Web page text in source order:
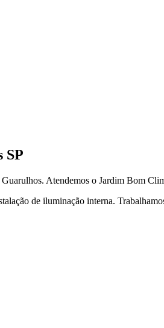
SP
Guarulhos. Atendemos o Jardim Bom
de iluminação interna.